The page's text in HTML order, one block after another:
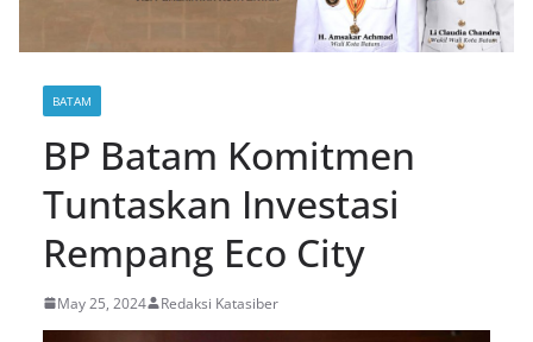
BATAM
BP Batam Komitmen
Tuntaskan Investasi
Rempang Eco City
May 25, 2024 Redaksi Katasiber